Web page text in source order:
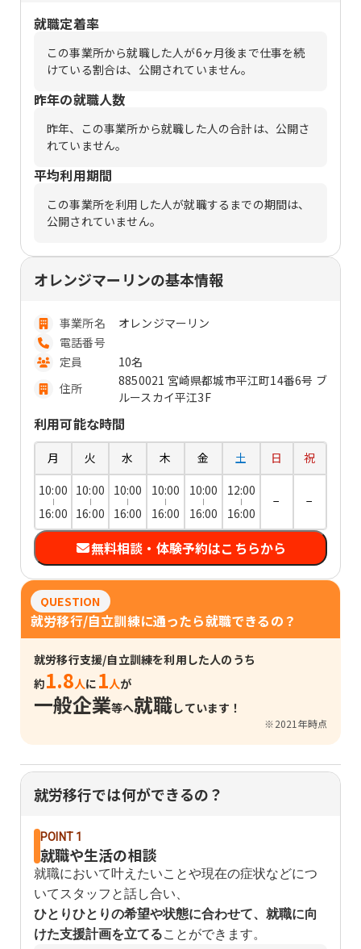
就職定着率
この事業所から就職した人が6ヶ月後まで仕事を続
けている割合は、公開されていません。
昨年の就職人数
昨年、この事業所から就職した人の合計は、公開さ
れていません。
平均利用期間
この事業所を利用した人が就職するまでの期間は、
公開されていません。
オレンジマーリンの基本情報
事業所名
オレンジマーリン
電話番号
定員
10名
住所
8850021 宮崎県都城市平江町14番6号 ブ
ルースカイ平江3F
利用可能な時間
月 火 水 木 金 土 日
祝
10:00
16:00
10:00
16:00
10:00
16:00
10:00
16:00
10:00
16:00
12:00
16:00
− −
無料相談・体験予約はこちらから
QUESTION
就労移行/自立訓練に通ったら就職できるの？
就労移行支援/自立訓練を利用した人のうち
約1.8人に 1人が
一般企業等へ就職しています！
※2021年時点
就労移行では何ができるの？
POINT 1
就職や生活の相談
就職において叶えたいことや現在の症状などにつ
いてスタッフと話し合い、
ひとりひとりの希望や状態に合わせて、就職に向
けた支援計画を立てることができます。